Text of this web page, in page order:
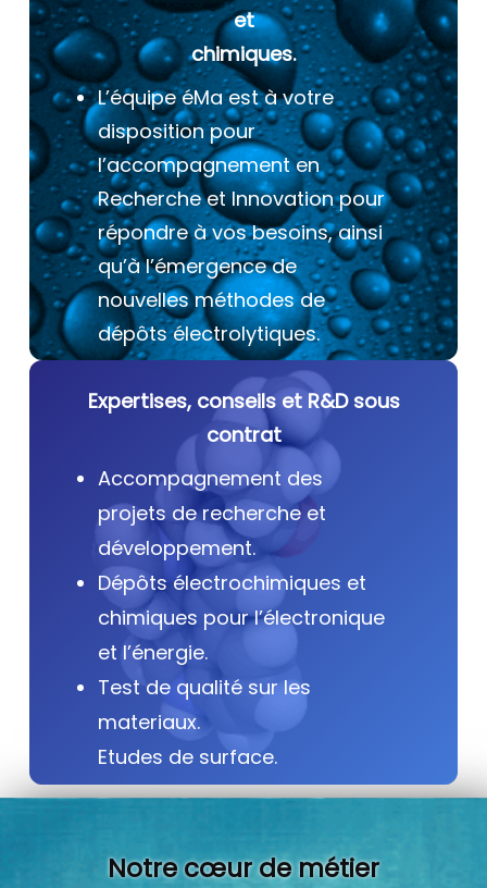
et
chimiques.
L’équipe éMa est à votre
disposition pour
l’accompagnement en
Recherche et Innovation pour
répondre à vos besoins, ainsi
qu’à l’émergence de
nouvelles méthodes de
dépôts électrolytiques.
Expertises, conseils et R&D sous
contrat
Accompagnement des
projets de recherche et
développement.
Dépôts électrochimiques et
chimiques pour l’électronique
et l’énergie.
Test de qualité sur les
materiaux.
Etudes de surface.
Notre cœur de métier